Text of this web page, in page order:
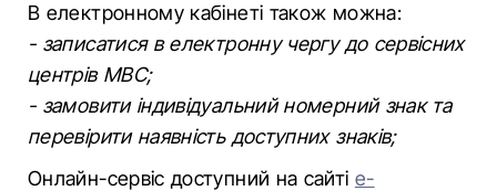
В електронному кабінеті також можна:
- записатися в електронну чергу до сервісних
центрів МВС;
- замовити індивідуальний номерний знак та
перевірити наявність доступних знаків;
Онлайн-сервіс доступний на сайті e-